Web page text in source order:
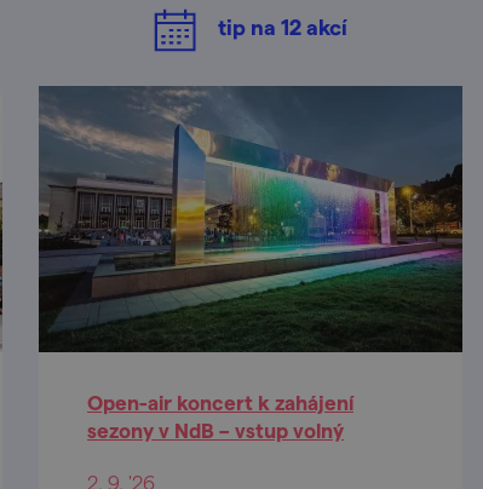
tip na 12akcí
Open-air koncert k zahájení
sezony v NdB – vstup volný
2. 9. '26